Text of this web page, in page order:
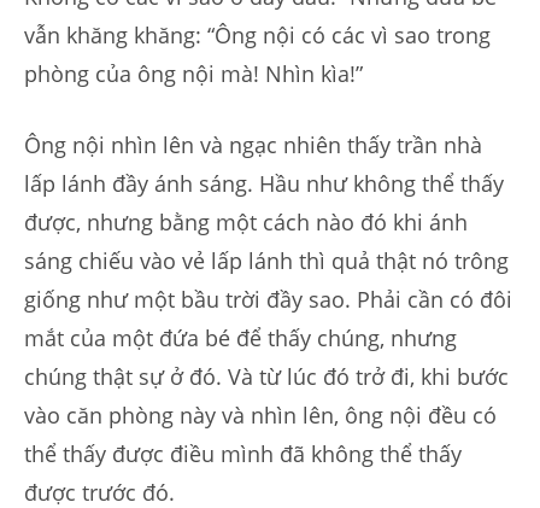
vẫn khăng khăng: “Ông nội có các vì sao trong
phòng của ông nội mà! Nhìn kìa!”
Ông nội nhìn lên và ngạc nhiên thấy trần nhà
lấp lánh đầy ánh sáng. Hầu như không thể thấy
được, nhưng bằng một cách nào đó khi ánh
sáng chiếu vào vẻ lấp lánh thì quả thật nó trông
giống như một bầu trời đầy sao. Phải cần có đôi
mắt của một đứa bé để thấy chúng, nhưng
chúng thật sự ở đó. Và từ lúc đó trở đi, khi bước
vào căn phòng này và nhìn lên, ông nội đều có
thể thấy được điều mình đã không thể thấy
được trước đó.